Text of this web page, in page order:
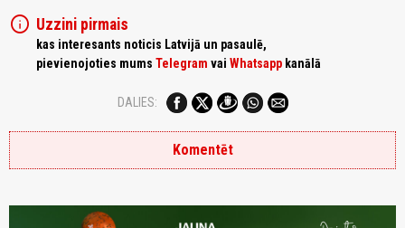
info Uzzini pirmais
kas interesants noticis Latvijā un pasaulē,
pievienojoties mums Telegram vai Whatsapp kanālā
DALIES:
Komentēt